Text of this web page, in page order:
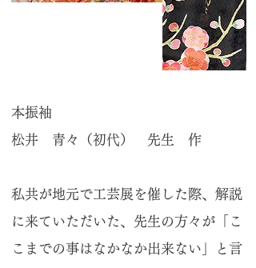
​本振袖
松井 青々（初代） 先生 作
私共が地元で工芸展を催した際、解説
に来ていただいた、先生の方々が「こ
こまでの事はなかなか出来ない」と言